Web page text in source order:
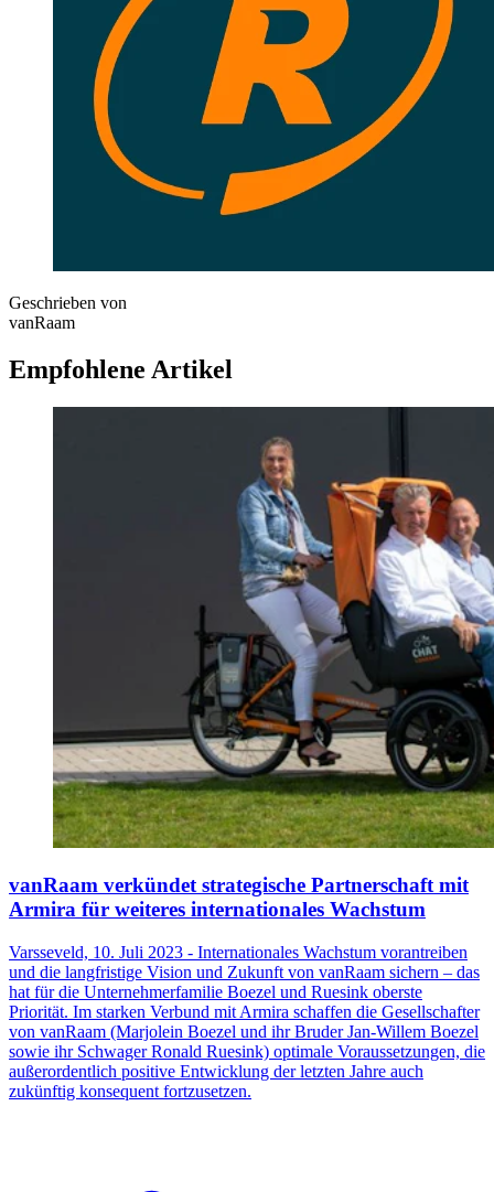
Geschrieben von
vanRaam
Empfohlene Artikel
vanRaam verkündet strategische Partnerschaft mit
Armira für weiteres internationales Wachstum
Varsseveld, 10. Juli 2023 - Internationales Wachstum vorantreiben
und die langfristige Vision und Zukunft von vanRaam sichern – das
hat für die Unternehmerfamilie Boezel und Ruesink oberste
Priorität. Im starken Verbund mit Armira schaffen die Gesellschafter
von vanRaam (Marjolein Boezel und ihr Bruder Jan-Willem Boezel
sowie ihr Schwager Ronald Ruesink) optimale Voraussetzungen, die
außerordentlich positive Entwicklung der letzten Jahre auch
zukünftig konsequent fortzusetzen.